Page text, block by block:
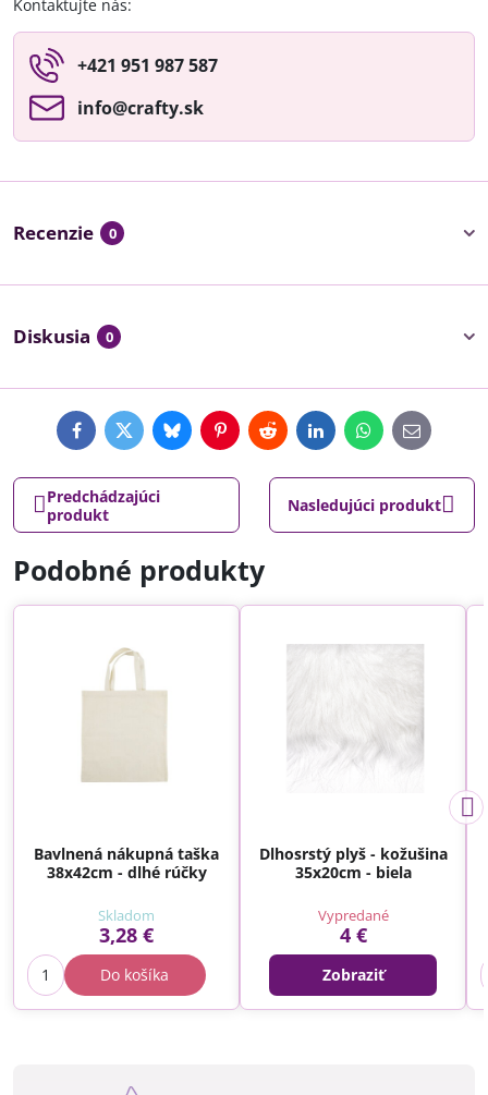
Kontaktujte nás:
+421 951 987 587
info​@crafty​.sk
Recenzie 0
Diskusia 0
FacebookTwitterBlueskyPinterestRedditLinkedInWhatsApp
E-
mail
Predchádzajúci
produkt
Nasledujúci produkt
Podobné produkty
Bavlnená nákupná taška
38x42cm - dlhé rúčky
Skladom
3,28 €
Do košíka
Dlhosrstý plyš - kožušina
35x20cm - biela
Vypredané
4 €
Zobraziť